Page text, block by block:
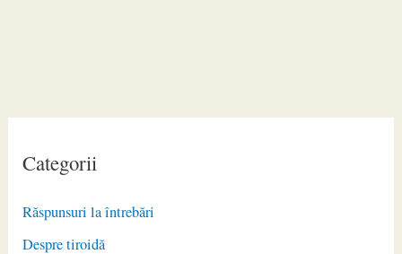
Categorii
Răspunsuri la întrebări
Despre tiroidă